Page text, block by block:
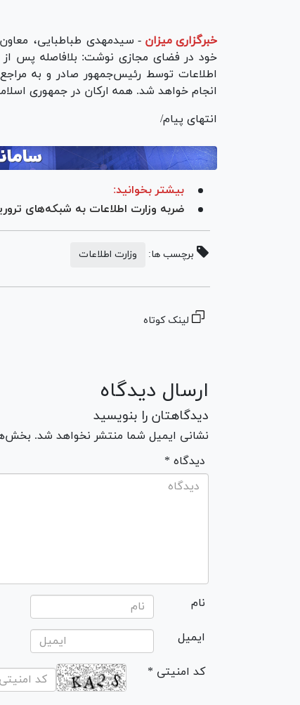
خبرگزاری میزان - سیدمهدی طباطبایی،
خود در فضای مجازی نوشت: بلافاصله پس
اطلاعات توسط رئیس‌جمهور صادر و به
انجام خواهد شد. همه ارکان در جمهوری
انتهای پیام/
بیشتر بخوانید:
ضربه وزارت اطلاعات به شبکه‌های تروریستی؛ ۵ تروریست به
برچسب ها: وزارت اطلاعات
لینک کوتاه
ارسال دیدگاه
دیدگاهتان را بنویسید
نشانی ایمیل شما منتشر نخواهد شد.
* دیدگاه
نام
ایمیل
* کد امنیتی